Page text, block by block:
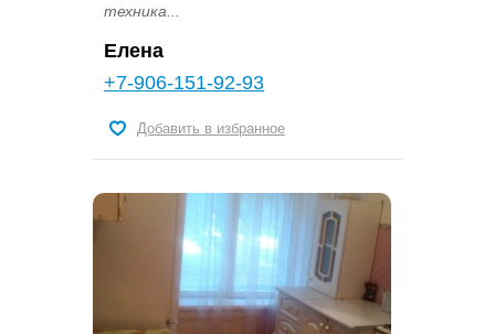
техника...
Елена
+7-906-151-92-93
Добавить в избранное